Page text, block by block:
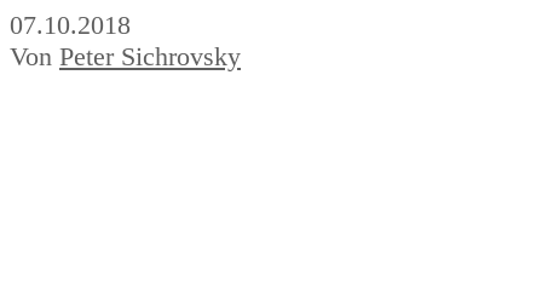
07.10.2018
Von Peter Sichrovsky